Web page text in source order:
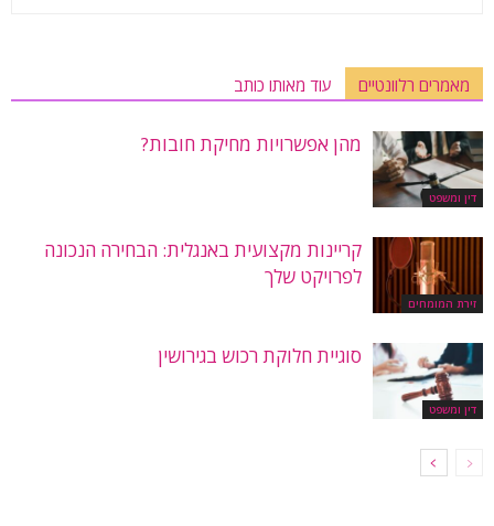
מאמרים רלוונטיים עוד מאותו כותב
דין ומשפט
מהן אפשרויות מחיקת חובות?
זירת המומחים
קריינות מקצועית באנגלית: הבחירה הנכונה
לפרויקט שלך
דין ומשפט
סוגיית חלוקת רכוש בגירושין